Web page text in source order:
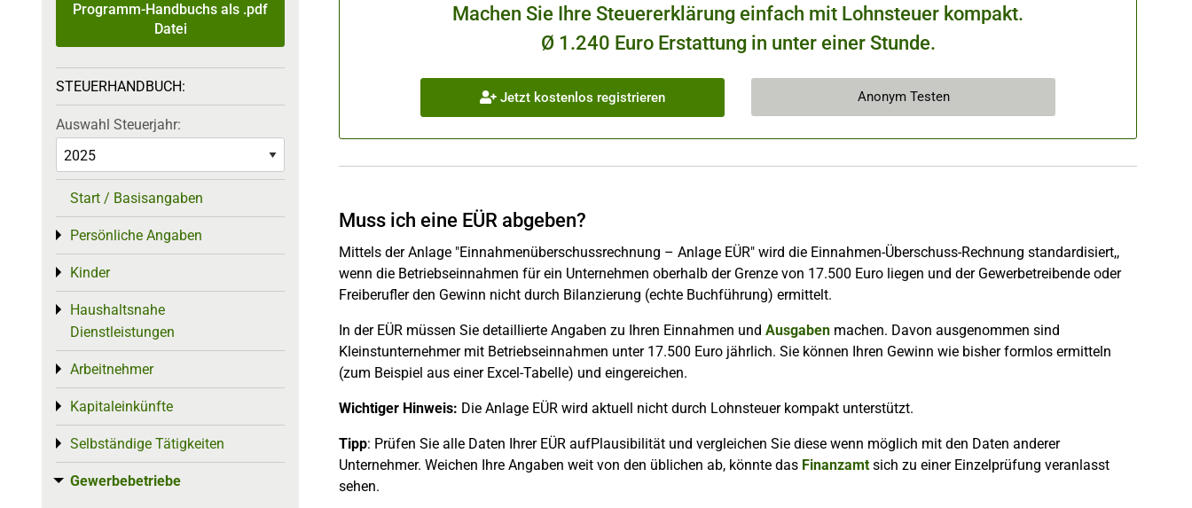
Machen Sie Ihre Steuererklärung einfach mit Lohnsteuer kompakt.
Ø 1.240 Euro Erstattung in unter einer Stunde.
Jetzt kostenlos registrieren Anonym Testen
Muss ich eine EÜR abgeben?
Mittels der Anlage "Einnahmenüberschussrechnung – Anlage EÜR" wird die Einnahmen-Überschuss-Rechnung standardisiert,,
wenn die Betriebseinnahmen für ein Unternehmen oberhalb der Grenze von 17.500 Euro liegen und der Gewerbetreibende oder
Freiberufler den Gewinn nicht durch Bilanzierung (echte Buchführung) ermittelt.
In der EÜR müssen Sie detaillierte Angaben zu Ihren Einnahmen und Ausgaben machen. Davon ausgenommen sind
Kleinstunternehmer mit Betriebseinnahmen unter 17.500 Euro jährlich. Sie können Ihren Gewinn wie bisher formlos ermitteln
(zum Beispiel aus einer Excel-Tabelle) und eingereichen.
Wichtiger Hinweis: Die Anlage EÜR wird aktuell nicht durch Lohnsteuer kompakt unterstützt.
Tipp: Prüfen Sie alle Daten Ihrer EÜR aufPlausibilität und vergleichen Sie diese wenn möglich mit den Daten anderer
Unternehmer. Weichen Ihre Angaben weit von den üblichen ab, könnte das Finanzamtsich zu einer Einzelprüfung veranlasst
sehen.
Programm-Handbuchs als .pdf
Datei
STEUERHANDBUCH:
Auswahl Steuerjahr:
Start / Basisangaben
Persönliche Angaben
Toggle menu
Kinder
Toggle menu
Haushaltsnahe
Dienstleistungen
Toggle menu
Arbeitnehmer
Toggle menu
Kapitaleinkünfte
Toggle menu
Selbständige Tätigkeiten
Toggle menu
Gewerbebetriebe
Toggle menu